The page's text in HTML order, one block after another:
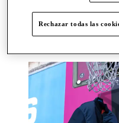
Rechazar todas las